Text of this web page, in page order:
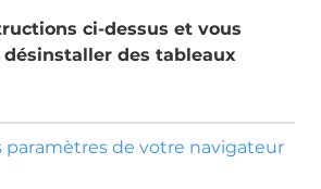
ci-dessus et vous
désinstaller des tableaux
paramètres de votre navigateur